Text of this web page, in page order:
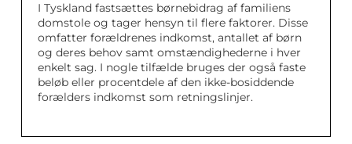
I Tyskland fastsættes børnebidrag af familiens
domstole og tager hensyn til flere faktorer. Disse
omfatter forældrenes indkomst, antallet af børn
og deres behov samt omstændighederne i hver
enkelt sag. I nogle tilfælde bruges der også faste
beløb eller procentdele af den ikke-bosiddende
forælders indkomst som retningslinjer.